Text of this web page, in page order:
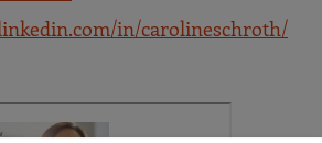
in/carolineschroth/